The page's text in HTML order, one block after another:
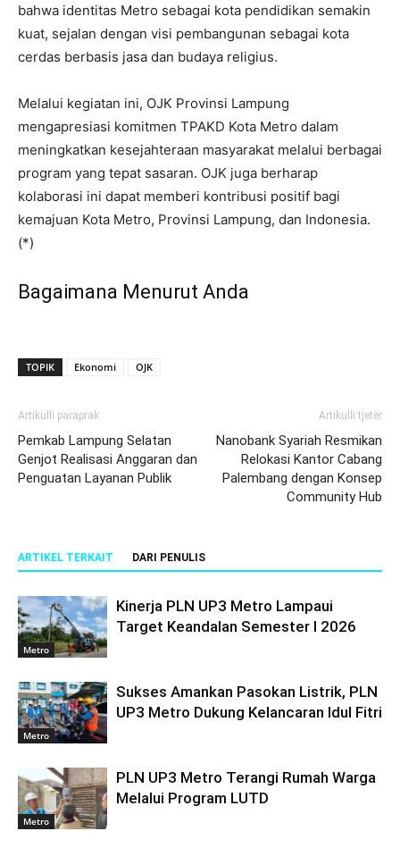
bahwa identitas Metro sebagai kota pendidikan semakin
kuat, sejalan dengan visi pembangunan sebagai kota
cerdas berbasis jasa dan budaya religius.
Melalui kegiatan ini, OJK Provinsi Lampung
mengapresiasi komitmen TPAKD Kota Metro dalam
meningkatkan kesejahteraan masyarakat melalui berbagai
program yang tepat sasaran. OJK juga berharap
kolaborasi ini dapat memberi kontribusi positif bagi
kemajuan Kota Metro, Provinsi Lampung, dan Indonesia.
(*)
Bagaimana Menurut Anda
TOPIK Ekonomi OJK
Artikulli paraprak
Pemkab Lampung Selatan
Genjot Realisasi Anggaran dan
Penguatan Layanan Publik
Artikulli tjetër
Nanobank Syariah Resmikan
Relokasi Kantor Cabang
Palembang dengan Konsep
Community Hub
ARTIKEL TERKAIT DARI PENULIS
Metro
Kinerja PLN UP3 Metro Lampaui
Target Keandalan Semester I 2026
Metro
Sukses Amankan Pasokan Listrik, PLN
UP3 Metro Dukung Kelancaran Idul Fitri
Metro
PLN UP3 Metro Terangi Rumah Warga
Melalui Program LUTD